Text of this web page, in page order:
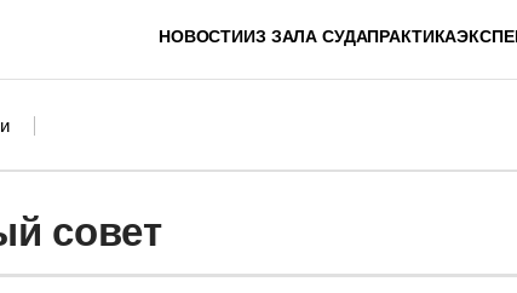
НОВОСТИИЗ ЗАЛА СУДАПРАКТИКА
совет